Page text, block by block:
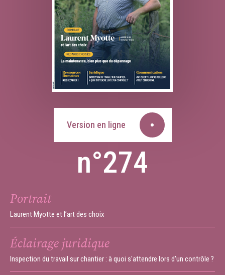
Version en ligne
n°274
Portrait
Laurent Myotte et l’art des choix
Éclairage juridique
Inspection du travail sur chantier : à quoi s'attendre lors d'un contrôle ?